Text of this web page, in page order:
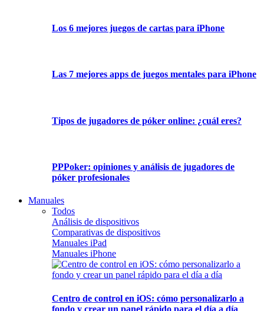
Los 6 mejores juegos de cartas para iPhone
Las 7 mejores apps de juegos mentales para iPhone
Tipos de jugadores de póker online: ¿cuál eres?
PPPoker: opiniones y análisis de jugadores de
póker profesionales
Manuales
Todos
Análisis de dispositivos
Comparativas de dispositivos
Manuales iPad
Manuales iPhone
Centro de control en iOS: cómo personalizarlo a
fondo y crear un panel rápido para el día a día